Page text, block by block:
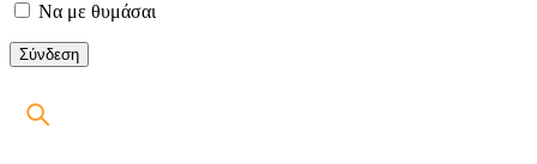
Να με θυμάσαι